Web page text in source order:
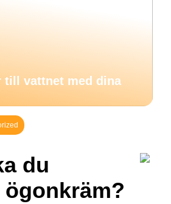
till vattnet med dina
du
ögonkräm?